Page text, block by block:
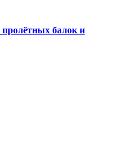
пролётных балок и